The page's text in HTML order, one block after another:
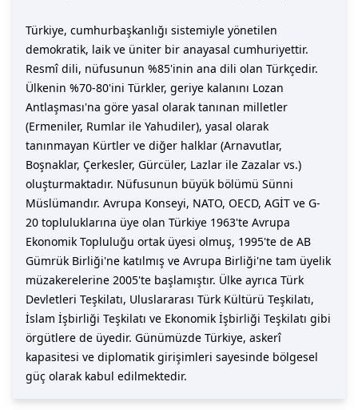
Türkiye, cumhurbaşkanlığı sistemiyle yönetilen
demokratik, laik ve üniter bir anayasal cumhuriyettir.
Resmî dili, nüfusunun %85'inin ana dili olan Türkçedir.
Ülkenin %70-80'ini Türkler, geriye kalanını Lozan
Antlaşması'na göre yasal olarak tanınan milletler
(Ermeniler, Rumlar ile Yahudiler), yasal olarak
tanınmayan Kürtler ve diğer halklar (Arnavutlar,
Boşnaklar, Çerkesler, Gürcüler, Lazlar ile Zazalar vs.)
oluşturmaktadır. Nüfusunun büyük bölümü Sünni
Müslümandır. Avrupa Konseyi, NATO, OECD, AGİT ve G-
20 topluluklarına üye olan Türkiye 1963'te Avrupa
Ekonomik Topluluğu ortak üyesi olmuş, 1995'te de AB
Gümrük Birliği'ne katılmış ve Avrupa Birliği'ne tam üyelik
müzakerelerine 2005'te başlamıştır. Ülke ayrıca Türk
Devletleri Teşkilatı, Uluslararası Türk Kültürü Teşkilatı,
İslam İşbirliği Teşkilatı ve Ekonomik İşbirliği Teşkilatı gibi
örgütlere de üyedir. Günümüzde Türkiye, askerî
kapasitesi ve diplomatik girişimleri sayesinde bölgesel
güç olarak kabul edilmektedir.